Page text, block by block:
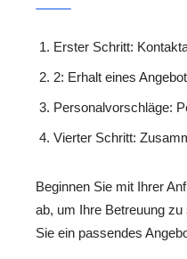
Erster Schritt:
2: Erhalt eines
Personalvorschläge:
Vierter Schritt:
Beginnen Sie mit Ihrer
ab, um Ihre Betreuung
Sie ein passendes